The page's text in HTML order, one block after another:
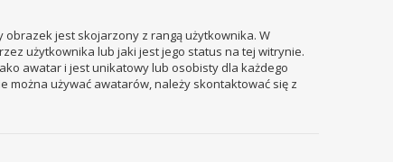
jest skojarzony z rangą użytkownika. W
użytkownika lub jaki jest jego status na tej witrynie.
awatar i jest unikatowy lub osobisty dla każdego
można używać awatarów, należy skontaktować się z